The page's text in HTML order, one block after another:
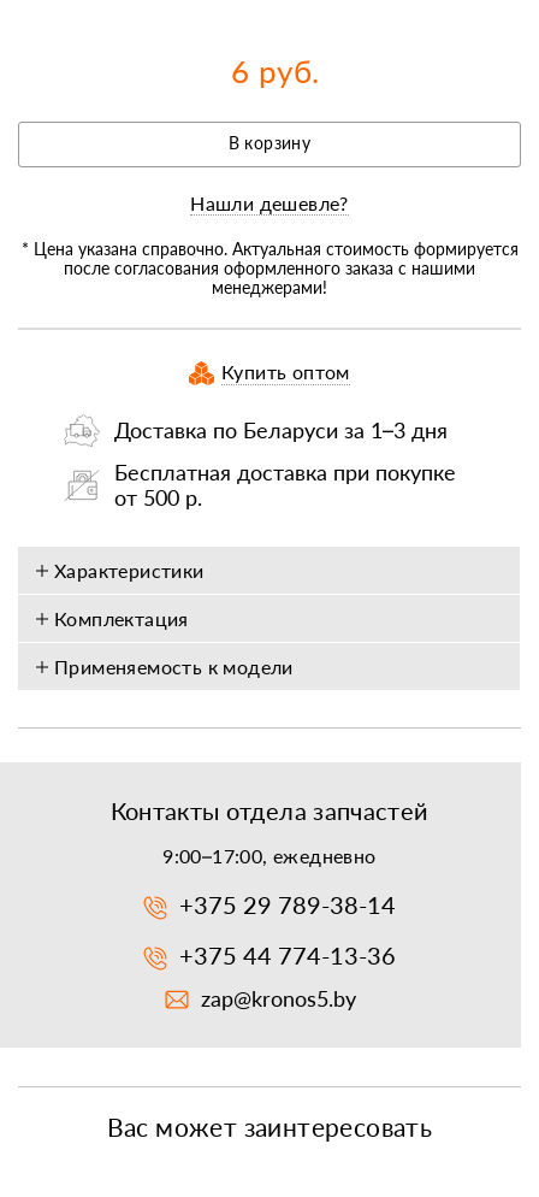
6 руб.
В корзину
Нашли дешевле?
* Цена указана справочно. Актуальная стоимость формируется
после согласования оформленного заказа с нашими
менеджерами!
Купить оптом
Доставка по Беларуси за 1–3 дня
Бесплатная доставка при покупке
от 500 р.
Характеристики
Комплектация
Применяемость к модели
Контакты отдела запчастей
9:00–17:00, ежедневно
+375 29 789-38-14
+375 44 774-13-36
zap@kronos5.by
Вас может заинтересовать